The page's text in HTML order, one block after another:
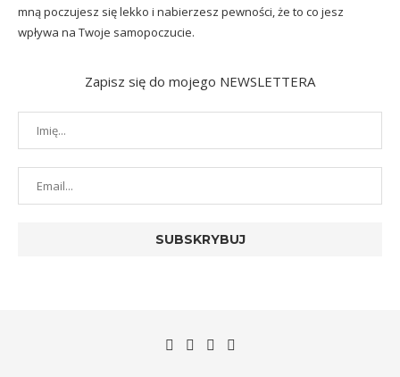
mną poczujesz się lekko i nabierzesz pewności, że to co jesz
wpływa na Twoje samopoczucie.
Zapisz się do mojego NEWSLETTERA